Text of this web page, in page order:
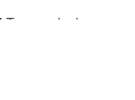
without
capacity